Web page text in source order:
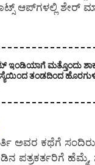
ಆಪ್‍ಗಳಲ್ಲಿ ಶೇರ್
ಇಂಡಿಯಾಗೆ ಮತ್ತೊಂದು
ತಂಡದಿಂದ
ಅವರ ಕಥೆಗೆ
ಪತ್ರಕರ್ತರಿಗೆ